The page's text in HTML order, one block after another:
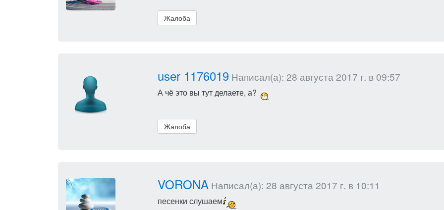
Жалоба
user 1176019Написал(а): 28 августа 2017 г. в 09:57
А чё это вы тут делаете, а?
Жалоба
VORONAНаписал(а): 28 августа 2017 г. в 10:11
песенки слушаем